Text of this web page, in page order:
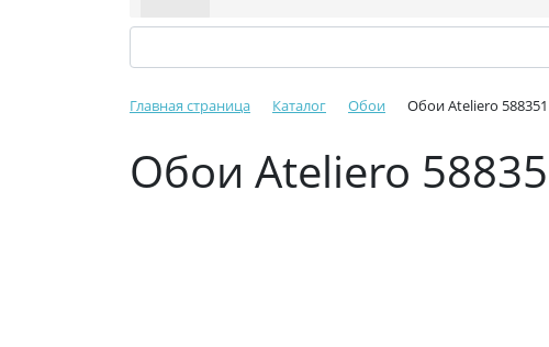
Главная страница Каталог Обои Обои Ateliero
Обои Ateliero